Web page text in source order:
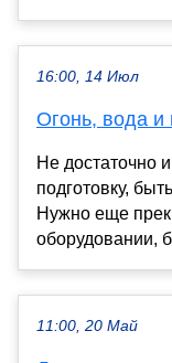
16:00, 14 Июл
Огонь, вода
Не достаточно
подготовку,
Нужно еще
оборудовании,
11:00, 20 Май